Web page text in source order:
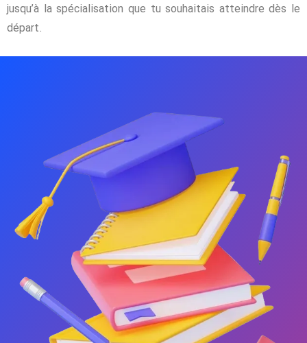
jusqu’à la spécialisation que tu souhaitais atteindre dès le
départ.